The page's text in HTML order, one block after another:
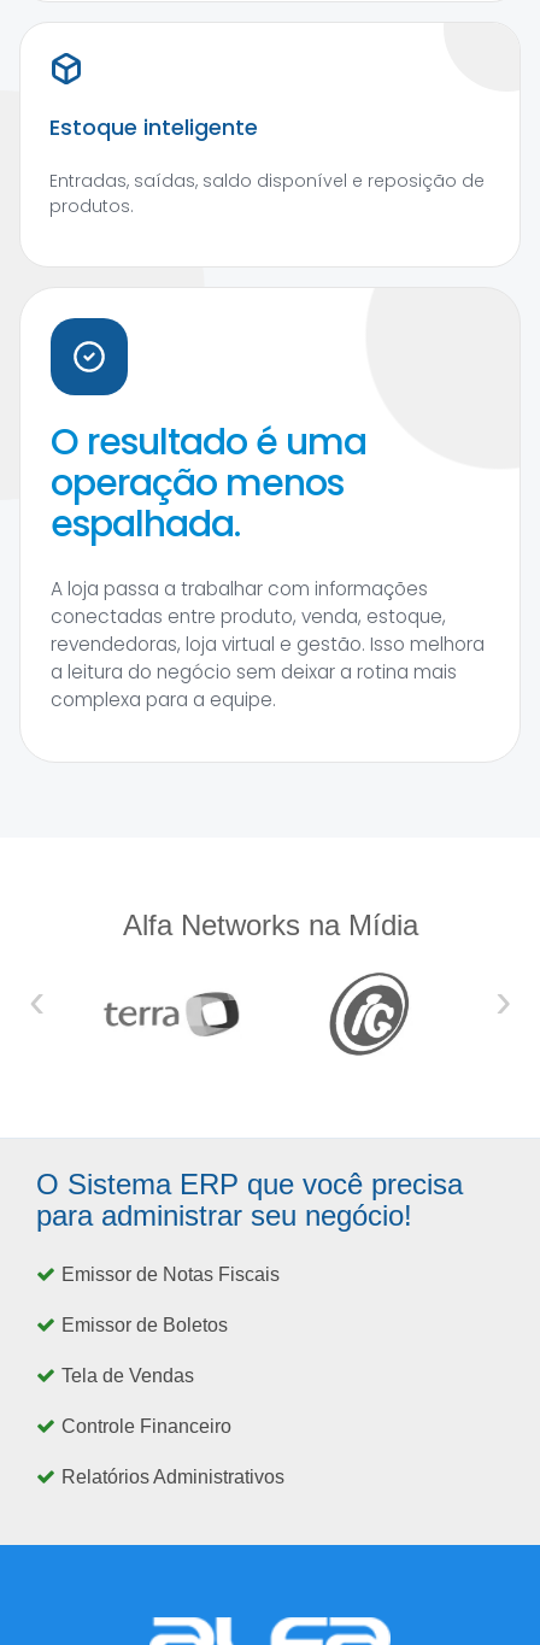
Estoque inteligente
Entradas, saídas, saldo disponível e reposição de
produtos.
O resultado é uma
operação menos
espalhada.
A loja passa a trabalhar com informações
conectadas entre produto, venda, estoque,
revendedoras, loja virtual e gestão. Isso melhora
a leitura do negócio sem deixar a rotina mais
complexa para a equipe.
Alfa Networks na Mídia
‹ ›
O Sistema ERP que você precisa
para administrar seu negócio!
Emissor de Notas Fiscais
Emissor de Boletos
Tela de Vendas
Controle Financeiro
Relatórios Administrativos